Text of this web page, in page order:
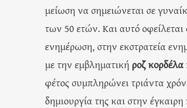
μείωση να σημειώνεται σε
των 50 ετών. Και αυτό οφείλεται
ενημέρωση, στην εκστρατεία
με την εμβληματική ροζ κορδέλα
φέτος συμπληρώνει τριάντα
δημιουργία της και στην